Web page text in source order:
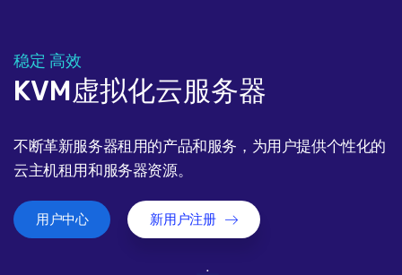
稳定 高效
KVM虚拟化云服务器
不断革新服务器租用的产品和服务，为用户提供个性化的
云主机租用和服务器资源。
用户中心 新用户注册